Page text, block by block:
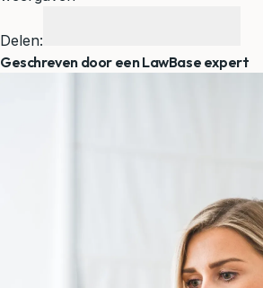
Delen:
Geschreven door een LawBase expert